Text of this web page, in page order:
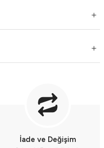
İade ve Değişim